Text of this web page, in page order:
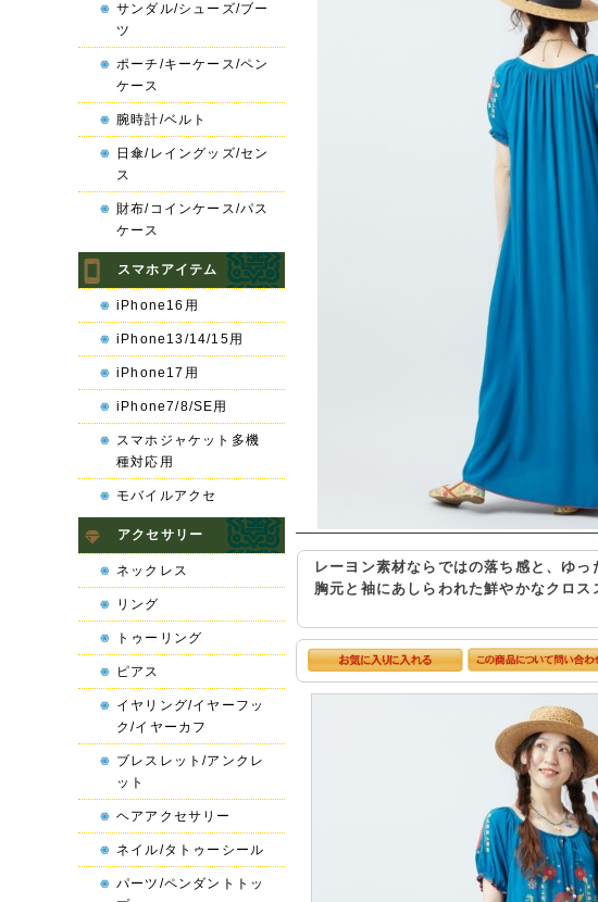
レーヨン素材ならではの落ち感と、ゆ
胸元と袖にあしらわれた鮮やかなクロ
サンダル/シューズ/ブー
ツ
ポーチ/キーケース/ペン
ケース
腕時計/ベルト
日傘/レイングッズ/セン
ス
財布/コインケース/パス
ケース
スマホアイテム
iPhone16用
iPhone13/14/15用
iPhone17用
iPhone7/8/SE用
スマホジャケット多機
種対応用
モバイルアクセ
アクセサリー
ネックレス
リング
トゥーリング
ピアス
イヤリング/イヤーフッ
ク/イヤーカフ
ブレスレット/アンクレ
ット
ヘアアクセサリー
ネイル/タトゥーシール
パーツ/ペンダントトッ